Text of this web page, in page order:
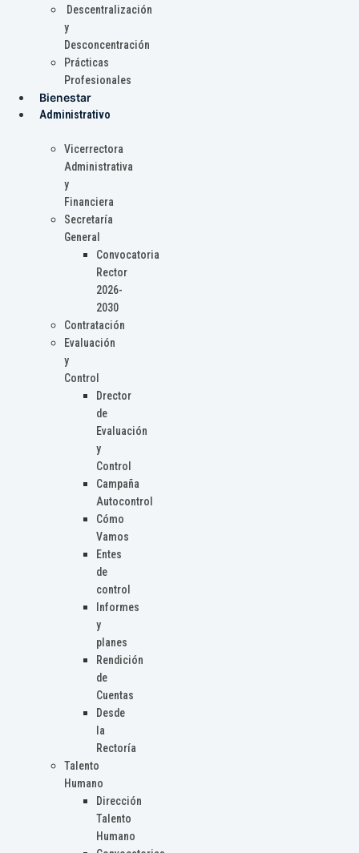
Descentralización
y
Desconcentración
Prácticas
Profesionales
Bienestar
Administrativo
Vicerrectora
Administrativa
y
Financiera
Secretaría
General
Convocatoria
Rector
2026-
2030
Contratación
Evaluación
y
Control
Drector
de
Evaluación
y
Control
Campaña
Autocontrol
Cómo
Vamos
Entes
de
control
Informes
y
planes
Rendición
de
Cuentas
Desde
la
Rectoría
Talento
Humano
Dirección
Talento
Humano